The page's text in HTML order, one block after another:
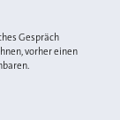
Gespräch
vorher einen